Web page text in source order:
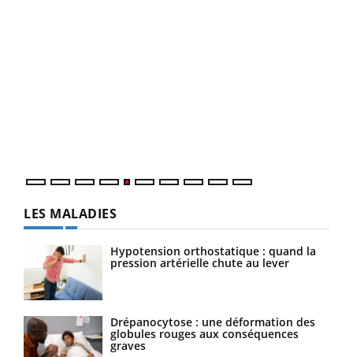
LES MALADIES
Hypotension orthostatique : quand la
pression artérielle chute au lever
Drépanocytose : une déformation des
globules rouges aux conséquences
graves